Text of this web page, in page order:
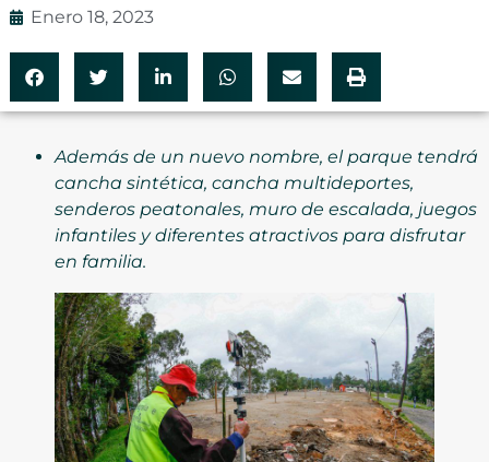
Enero 18, 2023
Además de un nuevo nombre, el parque tendrá
cancha sintética, cancha multideportes,
senderos peatonales, muro de escalada, juegos
infantiles y diferentes atractivos para disfrutar
en familia.